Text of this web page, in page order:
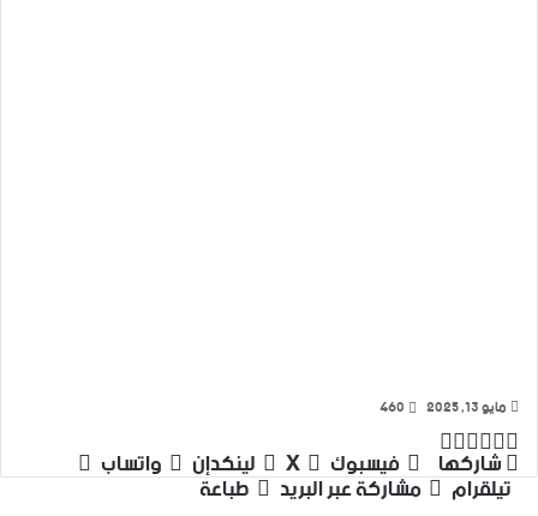
مايو 13, 2025 460
فيسبوك
لينكدإن
واتساب
تيلقرام شاركها فيسبوك ‫X لينكدإن واتساب تيلقرام مشاركة عبر البريد طباعة